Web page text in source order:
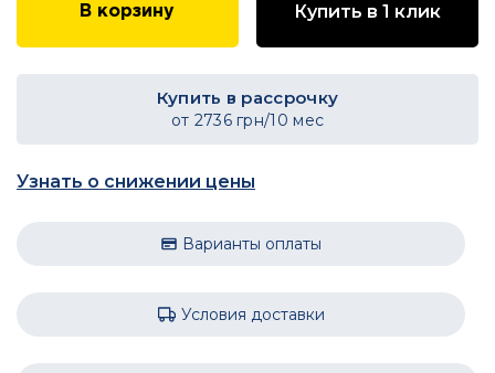
В корзину Купить в 1 клик
Купить в рассрочку
от 2736грн/10 мес
Узнать о снижении цены
Варианты оплаты
Условия доставки